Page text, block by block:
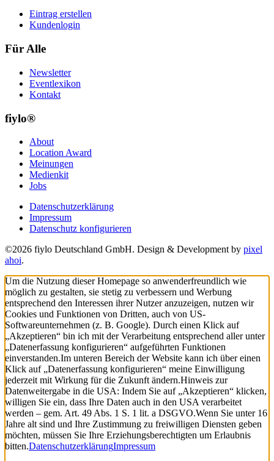
Eintrag erstellen
Kundenlogin
Für Alle
Newsletter
Eventlexikon
Kontakt
fiylo®
About
Location Award
Meinungen
Medienkit
Jobs
Datenschutzerklärung
Impressum
Datenschutz konfigurieren
©2026 fiylo Deutschland GmbH. Design & Development by pixel
ahoi.
Um die Nutzung dieser Homepage so anwenderfreundlich wie
möglich zu gestalten, sie stetig zu verbessern und Werbung
entsprechend den Interessen ihrer Nutzer anzuzeigen, nutzen wir
Cookies und Funktionen von Dritten, auch von US-
Softwareunternehmen (z. B. Google). Durch einen Klick auf
„Akzeptieren“ bin ich mit der Verarbeitung entsprechend aller unter
„Datenerfassung konfigurieren“ aufgeführten Funktionen
einverstanden.Im unteren Bereich der Website kann ich über einen
Klick auf „Datenerfassung konfigurieren“ meine Einwilligung
jederzeit mit Wirkung für die Zukunft ändern.Hinweis zur
Datenweitergabe in die USA: Indem Sie auf „Akzeptieren“ klicken,
willigen Sie ein, dass Ihre Daten auch in den USA verarbeitet
werden – gem. Art. 49 Abs. 1 S. 1 lit. a DSGVO.Wenn Sie unter 16
Jahre alt sind und Ihre Zustimmung zu freiwilligen Diensten geben
möchten, müssen Sie Ihre Erziehungsberechtigten um Erlaubnis
bitten.DatenschutzerklärungImpressum